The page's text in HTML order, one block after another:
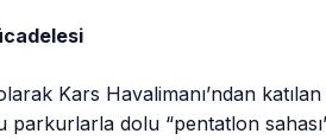
Kars Havalimanı’ndan
dolu “pentatlon